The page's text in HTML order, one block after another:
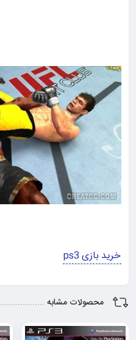
خرید بازی ps3
محصولات مشابه